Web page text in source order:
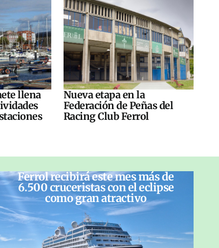
llena
Nueva etapa en la
Federación de Peñas del
Racing Club Ferrol
Ferrol recibirá este mes más de
6.500 cruceristas con el eclipse
como gran atractivo